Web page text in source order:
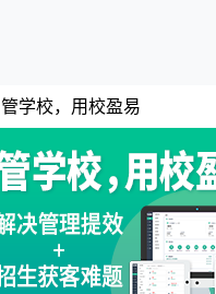
管学校，用校盈易